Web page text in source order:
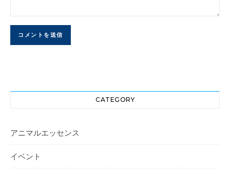
CATEGORY
アニマルエッセンス
イベント